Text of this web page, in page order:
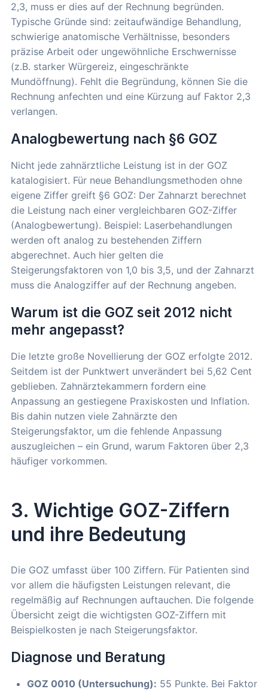
2,3, muss er dies auf der Rechnung begründen.
Typische Gründe sind: zeitaufwändige Behandlung,
schwierige anatomische Verhältnisse, besonders
präzise Arbeit oder ungewöhnliche Erschwernisse
(z.B. starker Würgereiz, eingeschränkte
Mundöffnung). Fehlt die Begründung, können Sie die
Rechnung anfechten und eine Kürzung auf Faktor 2,3
verlangen.
Analogbewertung nach §6 GOZ
Nicht jede zahnärztliche Leistung ist in der GOZ
katalogisiert. Für neue Behandlungsmethoden ohne
eigene Ziffer greift §6 GOZ: Der Zahnarzt berechnet
die Leistung nach einer vergleichbaren GOZ-Ziffer
(Analogbewertung). Beispiel: Laserbehandlungen
werden oft analog zu bestehenden Ziffern
abgerechnet. Auch hier gelten die
Steigerungsfaktoren von 1,0 bis 3,5, und der Zahnarzt
muss die Analogziffer auf der Rechnung angeben.
Warum ist die GOZ seit 2012 nicht
mehr angepasst?
Die letzte große Novellierung der GOZ erfolgte 2012.
Seitdem ist der Punktwert unverändert bei 5,62 Cent
geblieben. Zahnärztekammern fordern eine
Anpassung an gestiegene Praxiskosten und Inflation.
Bis dahin nutzen viele Zahnärzte den
Steigerungsfaktor, um die fehlende Anpassung
auszugleichen – ein Grund, warum Faktoren über 2,3
häufiger vorkommen.
3. Wichtige GOZ-Ziffern
und ihre Bedeutung
Die GOZ umfasst über 100 Ziffern. Für Patienten sind
vor allem die häufigsten Leistungen relevant, die
regelmäßig auf Rechnungen auftauchen. Die folgende
Übersicht zeigt die wichtigsten GOZ-Ziffern mit
Beispielkosten je nach Steigerungsfaktor.
Diagnose und Beratung
GOZ 0010 (Untersuchung): 55 Punkte. Bei Faktor